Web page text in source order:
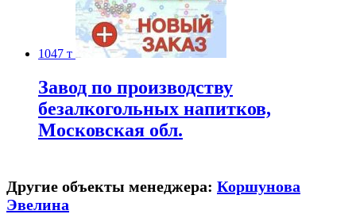
1047 т
Завод по производству
безалкогольных напитков,
Московская обл.
Другие объекты менеджера: Коршунова
Эвелина